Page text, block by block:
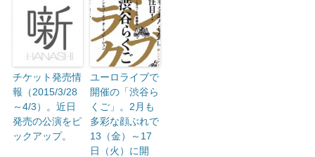
チケット発売情
報（2015/3/28
～4/3）。近日
発売の公演をピ
ックアップ。
ユーロライブで
開催の「渋谷ら
くご」。2月も
多彩な顔ぶれで
13（金）～17
日（火）に開